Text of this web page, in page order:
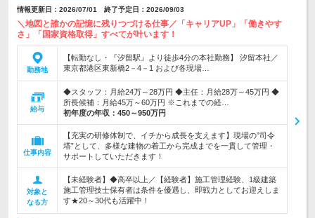
情報更新日：2026/07/01 終了予定日：2026/09/03
＼地図と誰かの記憶に残りつづける仕事／「キャリアUP」「働きやす
さ」「国家資格取得」すべてが叶います！
勤務地
【転勤なし・『汐留駅』より徒歩4分の本社勤務】 汐留本社／
東京都港区東新橋2－4－1 および各現場…
給与
◆スタッフ：月給24万～28万円 ◆主任：月給28万～45万円 ◆
所長候補：月給45万～60万円 ※これまでの経…
初年度の年収： 450～950万円
仕事内容
【充実の研修体制で、イチから成長を支えます】現場の”司令
塔”として、多様な建物の着工から完成までを一貫して管理・
サポートしていただきます！
対象と
なる方
【未経験者】◆高卒以上／【経験者】施工管理経験、1級建築
施工管理技士保有者は条件を優遇し、即戦力としてお迎えしま
す★20～30代も活躍中！